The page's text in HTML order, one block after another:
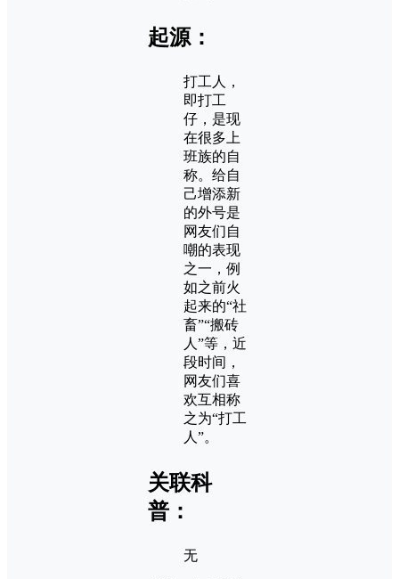
起源：
打工人，
即打工
仔，是现
在很多上
班族的自
称。给自
己增添新
的外号是
网友们自
嘲的表现
之一，例
如之前火
起来的“社
畜”“搬砖
人”等，近
段时间，
网友们喜
欢互相称
之为“打工
人”。
关联科
普：
无